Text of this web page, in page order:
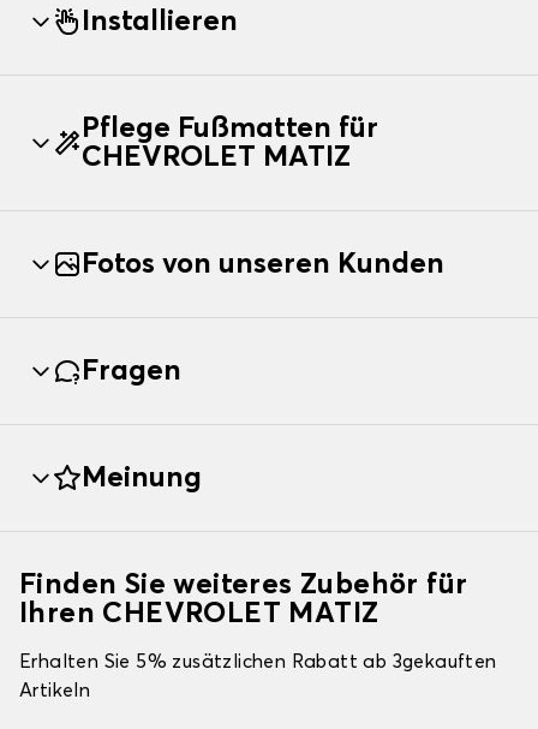
Installieren
Pflege Fußmatten für
CHEVROLET MATIZ
Fotos von unseren Kunden
Fragen
Meinung
Finden Sie weiteres Zubehör für
Ihren CHEVROLET MATIZ
Erhalten Sie 5% zusätzlichen Rabatt ab 3gekauften
Artikeln